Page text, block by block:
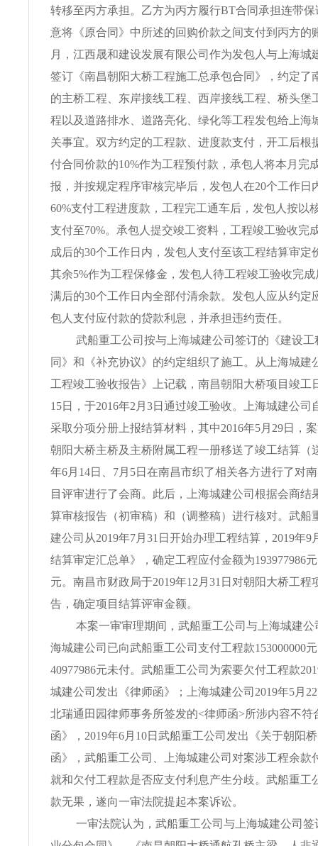
转移至丙方承担。乙方为丙方履行BT合同承担连带
意将《原合同》中所述的回购价款之间支付到丙方的
月，江西晟和建设发展有限公司作为发包人与上海城
签订《南昌朝阳大桥工程施工总承包合同》，约定了
的主桥工程、东岸接线工程、西岸接线工程、桥头堡
程以及道路排水、道路亮化、绿化等工程发包给上海
关事宜。双方约定的工程款、进度款支付，开工后根
付合同价款的10%作为工程预付款，承包人将本月完
报，并按规定程序审核完毕后，发包人在20个工作日
60%支付工程进度款，工程完工通车后，发包人按以
支付至70%。承包人提交竣工资料，工程竣工验收完
成后的30个工作日内，发包人支付至该工程结算审定
其余5%作为工程保修金，发包人待工程竣工验收完
满后的30个工作日内全部付清余款。发包人应从约定
包人支付应付款的贷款利息，并承担违约责任。
武船重工公司按与上海城建公司签订的《建设工
同》和《补充协议》的约定组织了施工。从上海城建
工程竣工验收报告》上记载，南昌朝阳大桥项目竣工
15日，于2016年2月3日通过竣工验收。上海城建公司
采取分项分册上报结算材料，其中2016年5月29日，
朝阳大桥主桥及主桥附属工程一册移送了竣工结算（
年6月14日、7月5日在南昌市织了相关各方进行了对
目评审进行了会商。此后，上海城建公司根据会商结
算审核报告（初审稿）和（调整稿）进行核对。武船
建公司从2019年7月31日开始办理工程结算，2019年9
结算审定汇总单》，确定工程应付金额为193977986
元。南昌市财政局于2019年12月31日对朝阳大桥工程
告，确定项目结算评审金额。
本案一审审理期间，武船重工公司与上海城建
海城建公司已向武船重工公司支付工程款153000000
40977986元未付。武船重工公司为索要欠付工程款
城建公司发出《律师函》；上海城建公司2019年5月
北瑞通田园律师事务所签发的<律师函>所涉内容不符
函》，2019年6月10日武船重工公司发出《关于朝阳
函》，武船重工公司、上海城建公司对案涉工程余款
就和欠付工程款是否应支付利息产生分歧。武船重工
款无果，遂向一审法院提起本案诉讼。
一审法院认为，武船重工公司与上海城建公司